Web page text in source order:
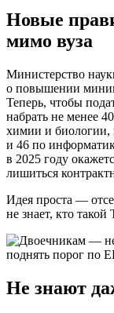
Новые
мимо вуза
Министерство
о повышении
Теперь, чтобы
набрать не менее
химии и биологии,
и 46 по
в 2025 году
лишиться
Идея проста —
не знает, кто такой
Не знают